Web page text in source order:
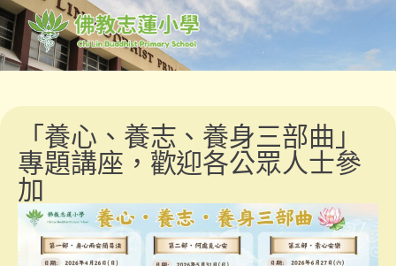
「養心、養志、養身三部曲」
專題講座，歡迎各公眾人士參
加